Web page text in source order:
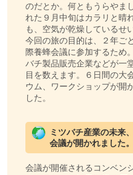
のだとか。何ともうらやま
れた９月中旬はカラリと晴
も、空気が乾燥しているせ
今回の旅の目的は、２年ご
際養蜂会議に参加するため
バチ製品販売企業などが一
目を数えます。６日間の大
ウム、ワークショップが開
した。
ミツバチ産業の未来
会議が開かれました
会議が開催されるコンベン